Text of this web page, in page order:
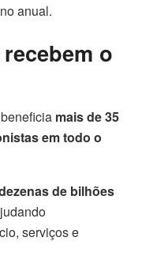
anual.
o
beneficia mais de 35
em todo o
de bilhões
serviços e